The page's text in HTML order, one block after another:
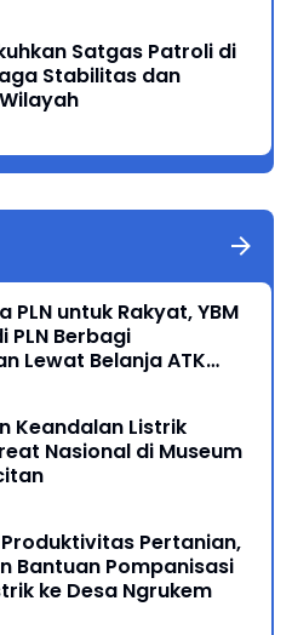
Satgas Patroli di
Stabilitas dan
PLN untuk Rakyat, YBM
PLN Berbagi
Lewat Belanja ATK
Keandalan Listrik
Nasional di Museum
Pertanian,
Bantuan Pompanisasi
ke Desa Ngrukem